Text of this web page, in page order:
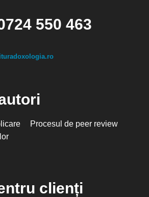
550 463
Procesul de peer review
clienți